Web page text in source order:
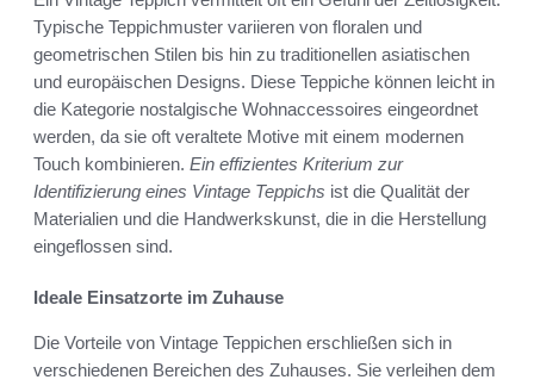
Typische Teppichmuster variieren von floralen und
geometrischen Stilen bis hin zu traditionellen asiatischen
und europäischen Designs. Diese Teppiche können leicht in
die Kategorie nostalgische Wohnaccessoires eingeordnet
werden, da sie oft veraltete Motive mit einem modernen
Touch kombinieren. Ein effizientes Kriterium zur
Identifizierung eines Vintage Teppichs ist die Qualität der
Materialien und die Handwerkskunst, die in die Herstellung
eingeflossen sind.
Ideale Einsatzorte im Zuhause
Die Vorteile von Vintage Teppichen erschließen sich in
verschiedenen Bereichen des Zuhauses. Sie verleihen dem